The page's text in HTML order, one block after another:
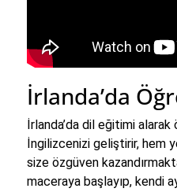
İrlanda’da
İrlanda’da dil eğitimi
İngilizcenizi geliştirir, hem
size özgüven
maceraya başlayıp, kendi